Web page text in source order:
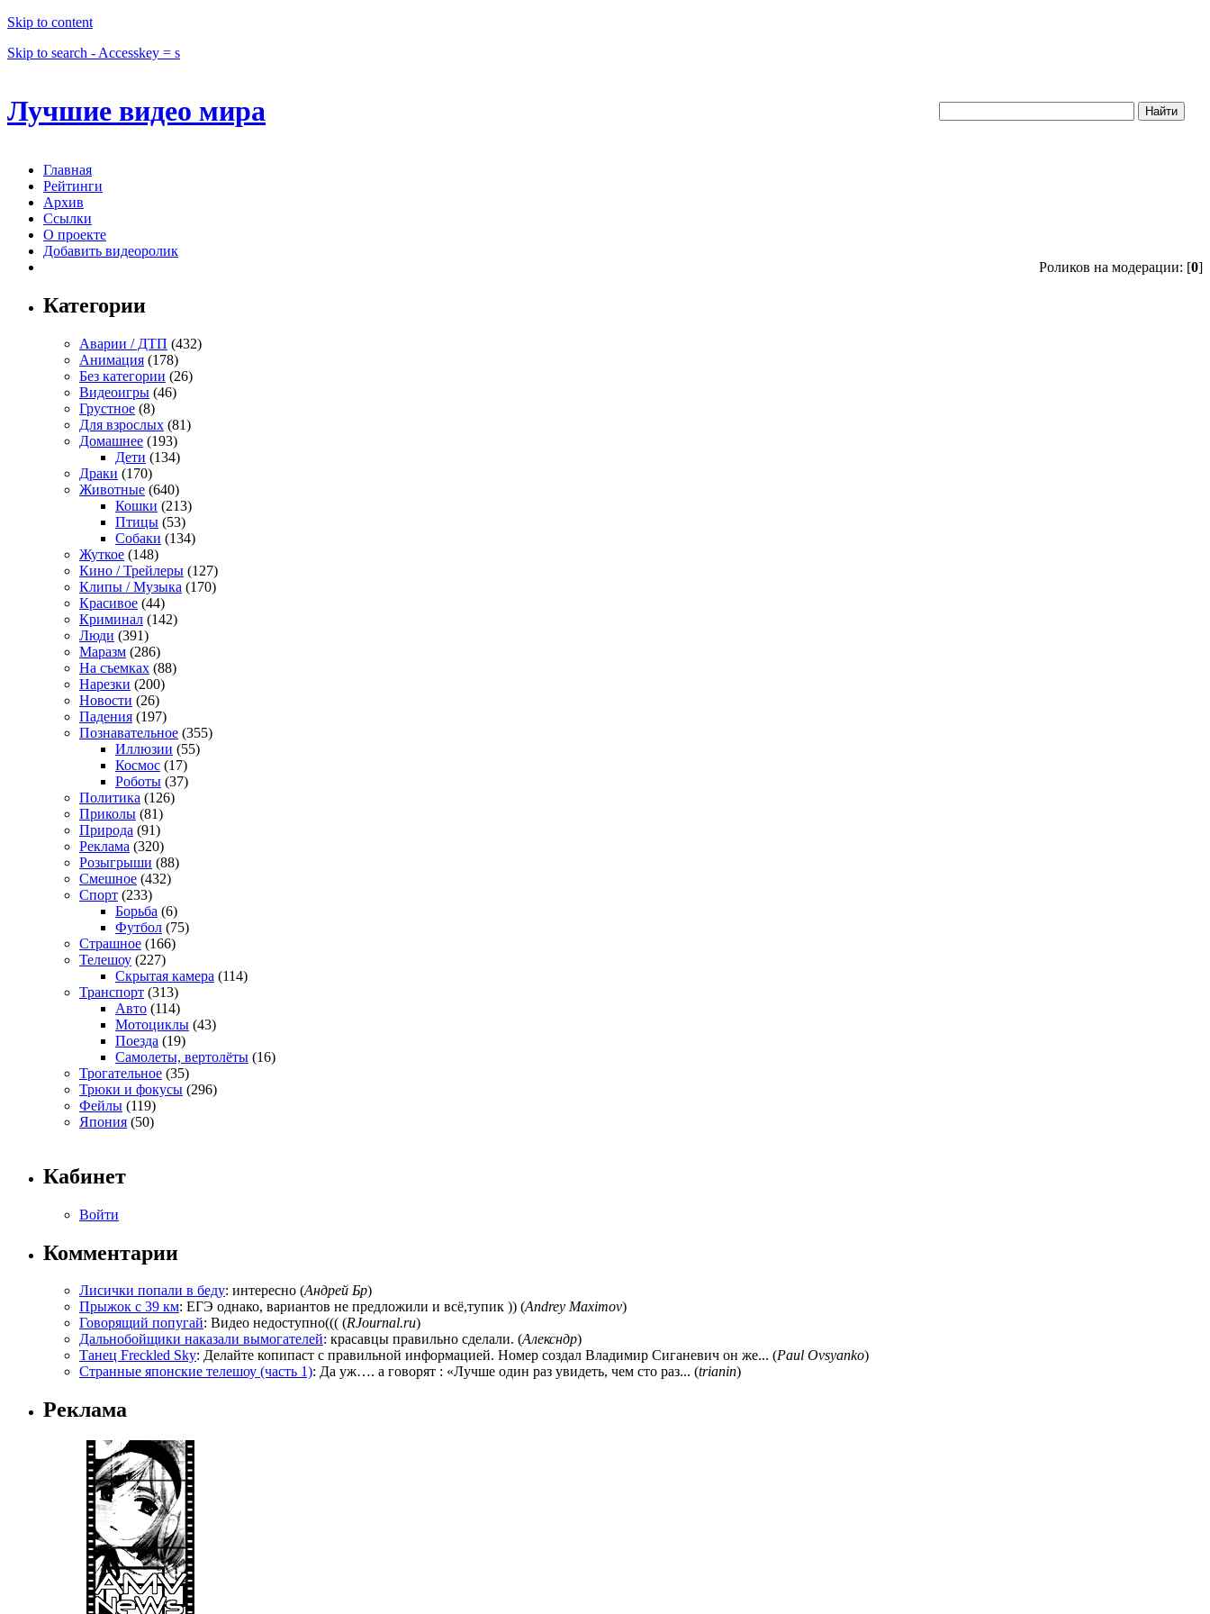
Skip to content
Skip to search - Accesskey = s
Лучшие видео мира
Главная
Рейтинги
Архив
Ссылки
О проекте
Добавить видеоролик
Роликов на модерации: [0]
Категории
Аварии / ДТП (432)
Анимация (178)
Без категории (26)
Видеоигры (46)
Грустное (8)
Для взрослых (81)
Домашнее (193)
Дети (134)
Драки (170)
Животные (640)
Кошки (213)
Птицы (53)
Собаки (134)
Жуткое (148)
Кино / Трейлеры (127)
Клипы / Музыка (170)
Красивое (44)
Криминал (142)
Люди (391)
Маразм (286)
На съемках (88)
Нарезки (200)
Новости (26)
Падения (197)
Познавательное (355)
Иллюзии (55)
Космос (17)
Роботы (37)
Политика (126)
Приколы (81)
Природа (91)
Реклама (320)
Розыгрыши (88)
Смешное (432)
Спорт (233)
Борьба (6)
Футбол (75)
Страшное (166)
Телешоу (227)
Скрытая камера (114)
Транспорт (313)
Авто (114)
Мотоциклы (43)
Поезда (19)
Самолеты, вертолёты (16)
Трогательное (35)
Трюки и фокусы (296)
Фейлы (119)
Япония (50)
Кабинет
Войти
Комментарии
Лисички попали в беду: интересно (Андрей Бр)
Прыжок с 39 км: ЕГЭ однако, вариантов не предложили и всё,тупик )) (Andrey Maximov)
Говорящий попугай: Видео недоступно((( (RJournal.ru)
Дальнобойщики наказали вымогателей: красавцы правильно сделали. (Алексндр)
Танец Freckled Sky: Делайте копипаст с правильной информацией. Номер создал Владимир Сиганевич он же... (Paul Ovsyanko)
Странные японские телешоу (часть 1): Да уж…. а говорят : «Лучше один раз увидеть, чем сто раз... (trianin)
Реклама